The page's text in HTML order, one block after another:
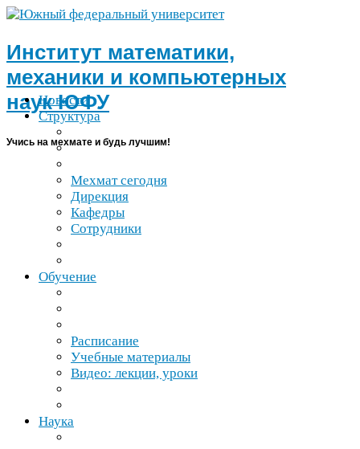
Институт математики,
механики и компьютерных
наукЮФУ
Учись на мехмате и будь лучшим!
Новости
Структура
Мехмат сегодня
Дирекция
Кафедры
Сотрудники
Обучение
Расписание
Учебные материалы
Видео: лекции, уроки
Наука